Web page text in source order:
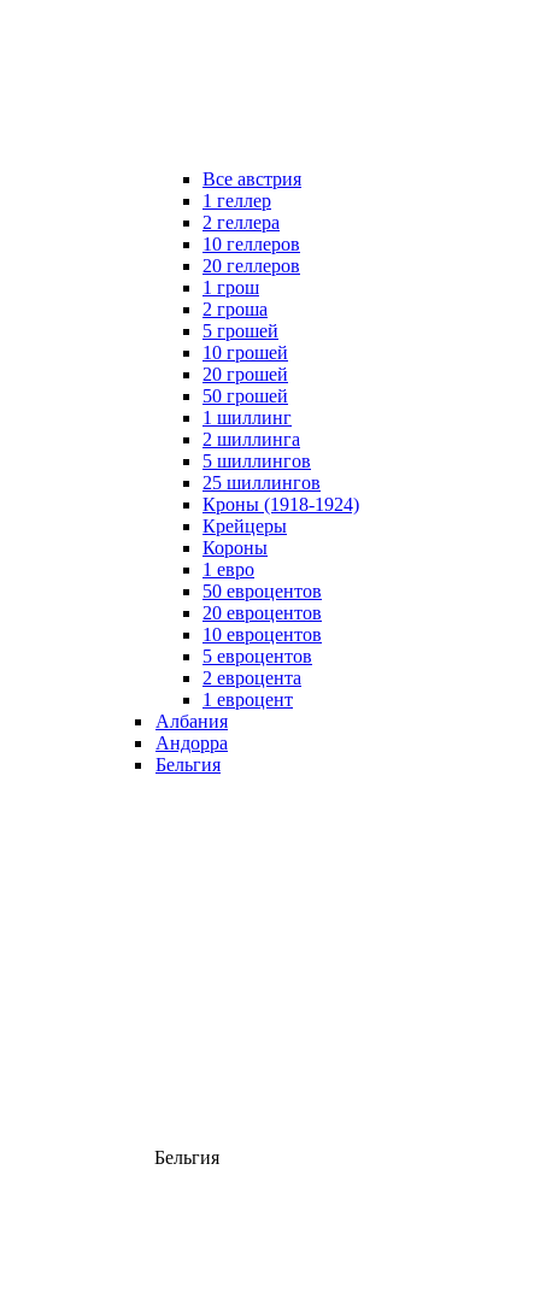
Все австрия
1 геллер
2 геллера
10 геллеров
20 геллеров
1 грош
2 гроша
5 грошей
10 грошей
20 грошей
50 грошей
1 шиллинг
2 шиллинга
5 шиллингов
25 шиллингов
Кроны (1918-1924)
Крейцеры
Короны
1 евро
50 евроцентов
20 евроцентов
10 евроцентов
5 евроцентов
2 евроцента
1 евроцент
Албания
Андорра
Бельгия
Бельгия